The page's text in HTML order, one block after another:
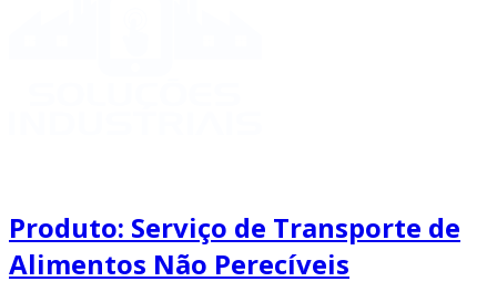
Produto: Serviço de Transporte de
Alimentos Não Perecíveis